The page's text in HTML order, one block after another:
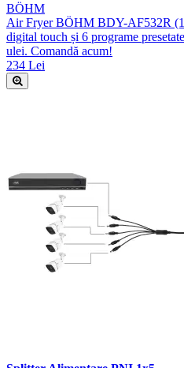
BÖHM
Air Fryer BÖHM BDY-AF532R
digital touch și 6 programe
ulei. Comandă acum!
234 Lei